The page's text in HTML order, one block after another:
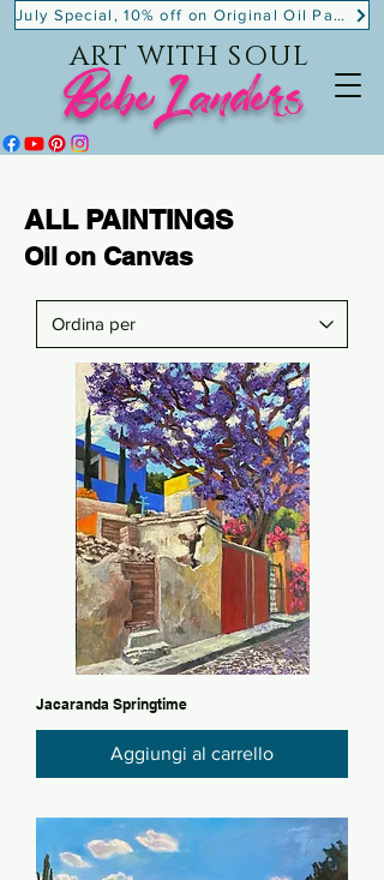
July Special, 10% off on Original Oil Paintings!
ART WITH SOUL
BebeLanders
ALL PAINTINGS
Oil on Canvas
Jacaranda Springtime
Aggiungi al carrello